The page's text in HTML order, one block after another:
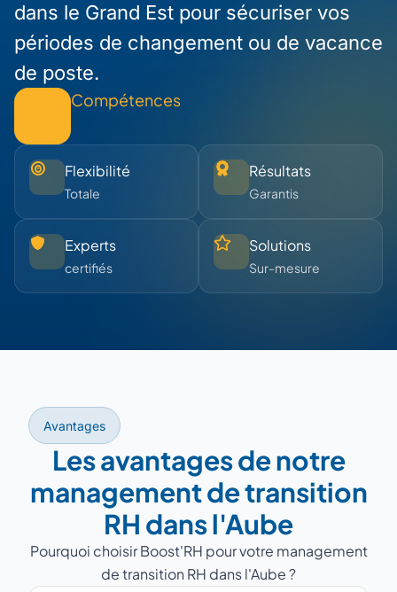
dans le Grand Est pour sécuriser vos
périodes de changement ou de vacance
de poste.
Compétences
Flexibilité
Totale
Résultats
Garantis
Experts
certifiés
Solutions
Sur-mesure
Avantages
Les avantages de notre
management de transition
RH dans l'Aube
Pourquoi choisir Boost'RH pour votre management
de transition RH dans l'Aube ?